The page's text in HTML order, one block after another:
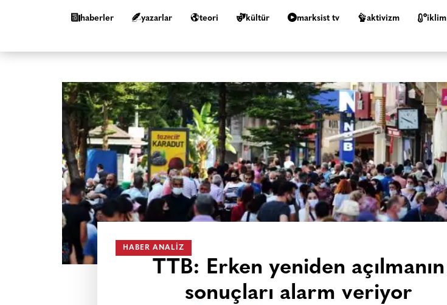
haberler yazarlar teori kültür marksist tv aktivizm i̇klim
HABER ANALIZ
TTB: Erken yeniden açılmanın
sonuçları alarm veriyor